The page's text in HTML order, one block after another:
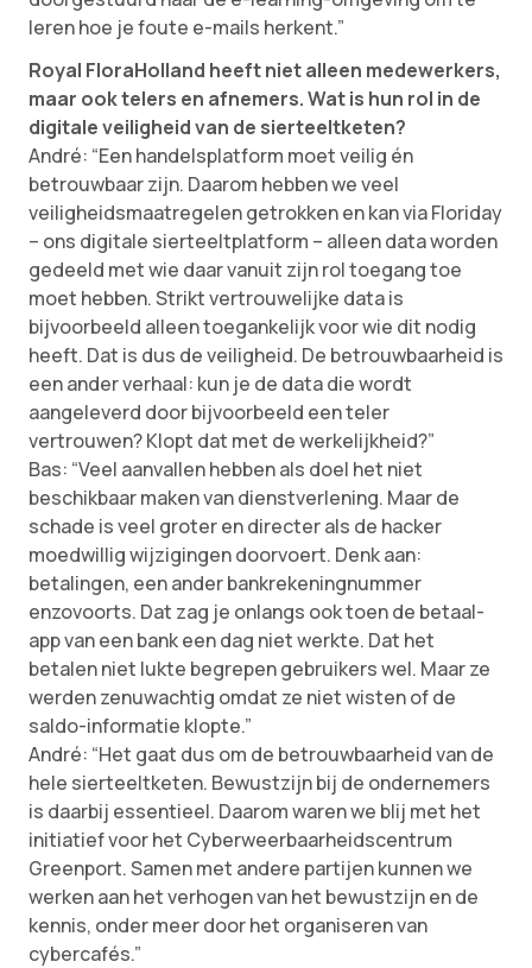
leren hoe je foute e-mails herkent.”
Royal FloraHolland heeft niet alleen medewerkers,
maar ook telers en afnemers. Wat is hun rol in de
digitale veiligheid van de sierteeltketen?
André: “Een handelsplatform moet veilig én
betrouwbaar zijn. Daarom hebben we veel
veiligheidsmaatregelen getrokken en kan via Floriday
– ons digitale sierteeltplatform – alleen data worden
gedeeld met wie daar vanuit zijn rol toegang toe
moet hebben. Strikt vertrouwelijke data is
bijvoorbeeld alleen toegankelijk voor wie dit nodig
heeft. Dat is dus de veiligheid. De betrouwbaarheid is
een ander verhaal: kun je de data die wordt
aangeleverd door bijvoorbeeld een teler
vertrouwen? Klopt dat met de werkelijkheid?”
Bas: “Veel aanvallen hebben als doel het niet
beschikbaar maken van dienstverlening. Maar de
schade is veel groter en directer als de hacker
moedwillig wijzigingen doorvoert. Denk aan:
betalingen, een ander bankrekeningnummer
enzovoorts. Dat zag je onlangs ook toen de betaal-
app van een bank een dag niet werkte. Dat het
betalen niet lukte begrepen gebruikers wel. Maar ze
werden zenuwachtig omdat ze niet wisten of de
saldo-informatie klopte.”
André: “Het gaat dus om de betrouwbaarheid van de
hele sierteeltketen. Bewustzijn bij de ondernemers
is daarbij essentieel. Daarom waren we blij met het
initiatief voor het Cyberweerbaarheidscentrum
Greenport. Samen met andere partijen kunnen we
werken aan het verhogen van het bewustzijn en de
kennis, onder meer door het organiseren van
cybercafés.”